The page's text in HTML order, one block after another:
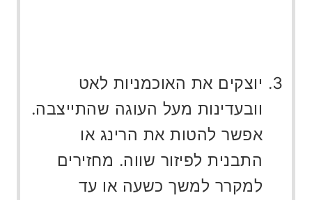
יוצקים את האוכמניות לאט
וובעדינות מעל העוגה שהתייצבה.
אפשר להטות את הרינג או
התבנית לפיזור שווה. מחזירים
למקרר למשך כשעה או עד